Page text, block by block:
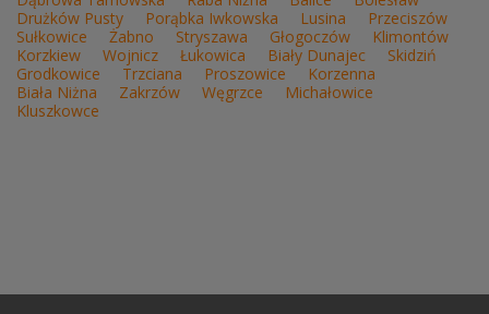
Drużków Pusty
Porąbka Iwkowska Lusina
Przeciszów
Sułkowice
Żabno Stryszawa Głogoczów
Klimontów
Korzkiew
Wojnicz Łukowica Biały Dunajec
Skidziń
Grodkowice
Trzciana Proszowice
Korzenna
Biała Niżna
Zakrzów Węgrzce
Michałowice
Kluszkowce